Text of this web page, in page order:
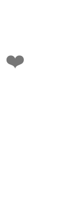
❤️